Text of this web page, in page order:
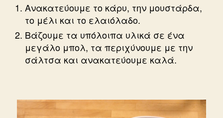
Ανακατεύουμε το κάρυ, την μουστάρδα,
το μέλι και το ελαιόλαδο.
Βάζουμε τα υπόλοιπα υλικά σε ένα
μεγάλο μπολ, τα περιχύνουμε με την
σάλτσα και ανακατεύουμε καλά.